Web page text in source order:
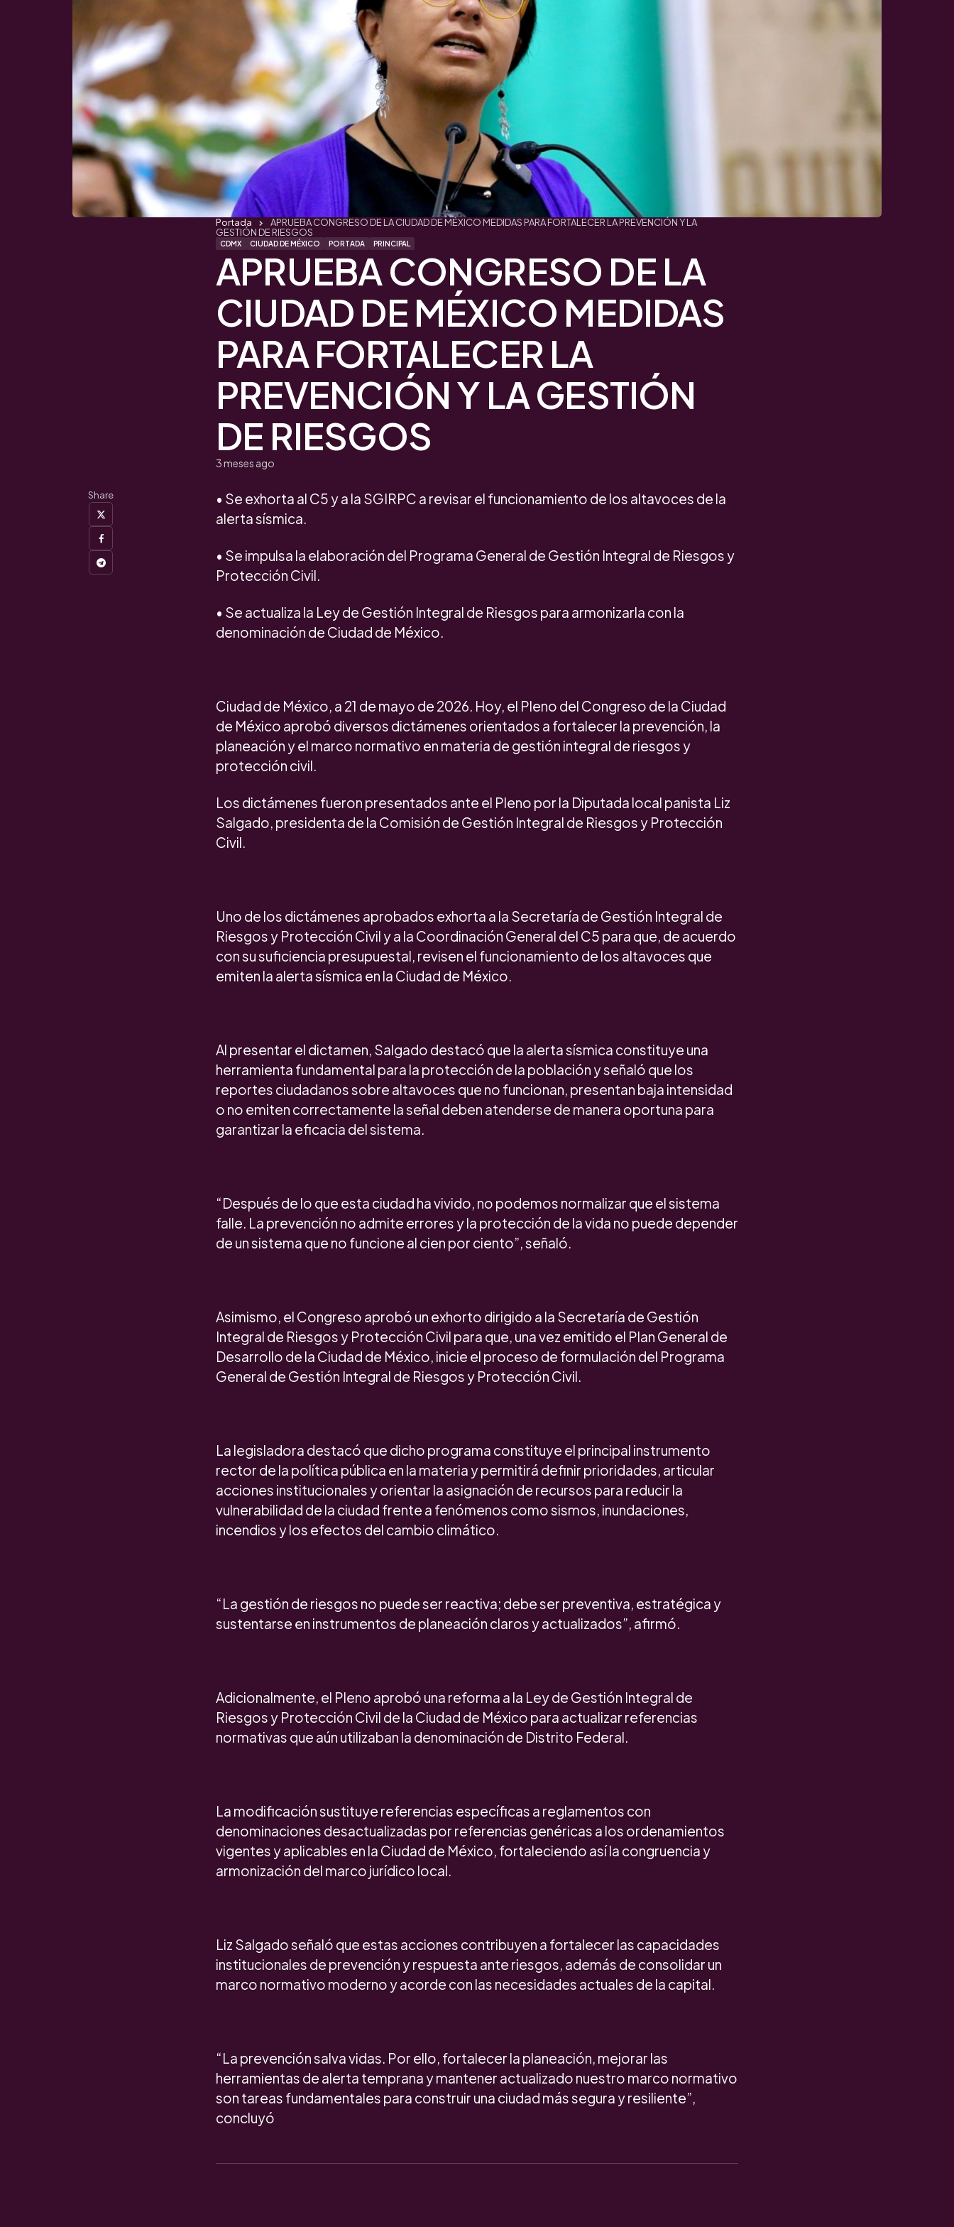
CDMX CIUDAD DE MÉXICO PORTADA PRINCIPAL
APRUEBA CONGRESO DE LA
CIUDAD DE MÉXICO MEDIDAS
PARA FORTALECER LA
PREVENCIÓN Y LA GESTIÓN
DE RIESGOS
3 meses ago
Portada
APRUEBA CONGRESO DE LA CIUDAD DE MÉXICO MEDIDAS PARA FORTALECER LA PREVENCIÓN Y LA
GESTIÓN DE RIESGOS
Share
•⁠ ⁠Se exhorta al C5 y a la SGIRPC a revisar el funcionamiento de los altavoces de la
alerta sísmica.
•⁠ ⁠Se impulsa la elaboración del Programa General de Gestión Integral de Riesgos y
Protección Civil.
•⁠ ⁠Se actualiza la Ley de Gestión Integral de Riesgos para armonizarla con la
denominación de Ciudad de México.
Ciudad de México, a 21 de mayo de 2026. Hoy, el Pleno del Congreso de la Ciudad
de México aprobó diversos dictámenes orientados a fortalecer la prevención, la
planeación y el marco normativo en materia de gestión integral de riesgos y
protección civil.
Los dictámenes fueron presentados ante el Pleno por la Diputada local panista Liz
Salgado, presidenta de la Comisión de Gestión Integral de Riesgos y Protección
Civil.
Uno de los dictámenes aprobados exhorta a la Secretaría de Gestión Integral de
Riesgos y Protección Civil y a la Coordinación General del C5 para que, de acuerdo
con su suficiencia presupuestal, revisen el funcionamiento de los altavoces que
emiten la alerta sísmica en la Ciudad de México.
Al presentar el dictamen, Salgado destacó que la alerta sísmica constituye una
herramienta fundamental para la protección de la población y señaló que los
reportes ciudadanos sobre altavoces que no funcionan, presentan baja intensidad
o no emiten correctamente la señal deben atenderse de manera oportuna para
garantizar la eficacia del sistema.
“Después de lo que esta ciudad ha vivido, no podemos normalizar que el sistema
falle. La prevención no admite errores y la protección de la vida no puede depender
de un sistema que no funcione al cien por ciento”, señaló.
Asimismo, el Congreso aprobó un exhorto dirigido a la Secretaría de Gestión
Integral de Riesgos y Protección Civil para que, una vez emitido el Plan General de
Desarrollo de la Ciudad de México, inicie el proceso de formulación del Programa
General de Gestión Integral de Riesgos y Protección Civil.
La legisladora destacó que dicho programa constituye el principal instrumento
rector de la política pública en la materia y permitirá definir prioridades, articular
acciones institucionales y orientar la asignación de recursos para reducir la
vulnerabilidad de la ciudad frente a fenómenos como sismos, inundaciones,
incendios y los efectos del cambio climático.
“La gestión de riesgos no puede ser reactiva; debe ser preventiva, estratégica y
sustentarse en instrumentos de planeación claros y actualizados”, afirmó.
Adicionalmente, el Pleno aprobó una reforma a la Ley de Gestión Integral de
Riesgos y Protección Civil de la Ciudad de México para actualizar referencias
normativas que aún utilizaban la denominación de Distrito Federal.
La modificación sustituye referencias específicas a reglamentos con
denominaciones desactualizadas por referencias genéricas a los ordenamientos
vigentes y aplicables en la Ciudad de México, fortaleciendo así la congruencia y
armonización del marco jurídico local.
Liz Salgado señaló que estas acciones contribuyen a fortalecer las capacidades
institucionales de prevención y respuesta ante riesgos, además de consolidar un
marco normativo moderno y acorde con las necesidades actuales de la capital.
“La prevención salva vidas. Por ello, fortalecer la planeación, mejorar las
herramientas de alerta temprana y mantener actualizado nuestro marco normativo
son tareas fundamentales para construir una ciudad más segura y resiliente”,
concluyó